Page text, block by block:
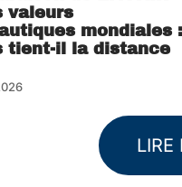
valeurs
mondiales :
tient-il la distance
LIRE